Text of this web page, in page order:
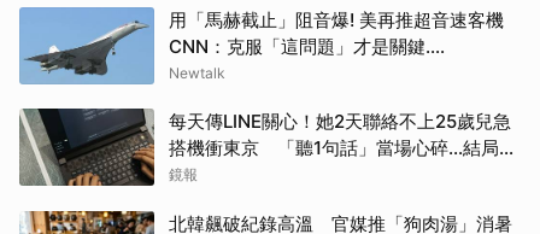
用「馬赫截止」阻音爆! 美再推超音速客機
CNN：克服「這問題」才是關鍵....
Newtalk
每天傳LINE關心！她2天聯絡不上25歲兒急
搭機衝東京 「聽1句話」當場心碎...結局看
哭網
鏡報
北韓飆破紀錄高溫 官媒推「狗肉湯」消暑